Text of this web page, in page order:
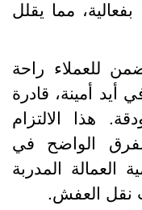
مما يقلل
للعملاء راحة
أمينة، قادرة
الالتزام
الواضح في
المدربة
العفش.